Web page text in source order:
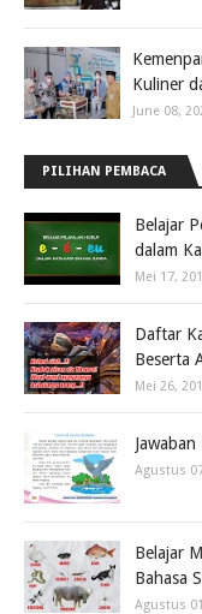
Kuliner
June 08,
PILIHAN PEMBACA
Belajar
dalam
Mei 17,
Daftar
Beserta
Mei 26,
Agustus
Belajar
Bahasa
Agustus